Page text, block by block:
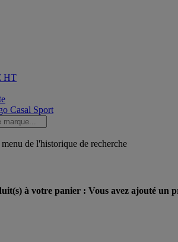
HT
de l'historique de recherche
à votre panier : Vous avez ajouté un